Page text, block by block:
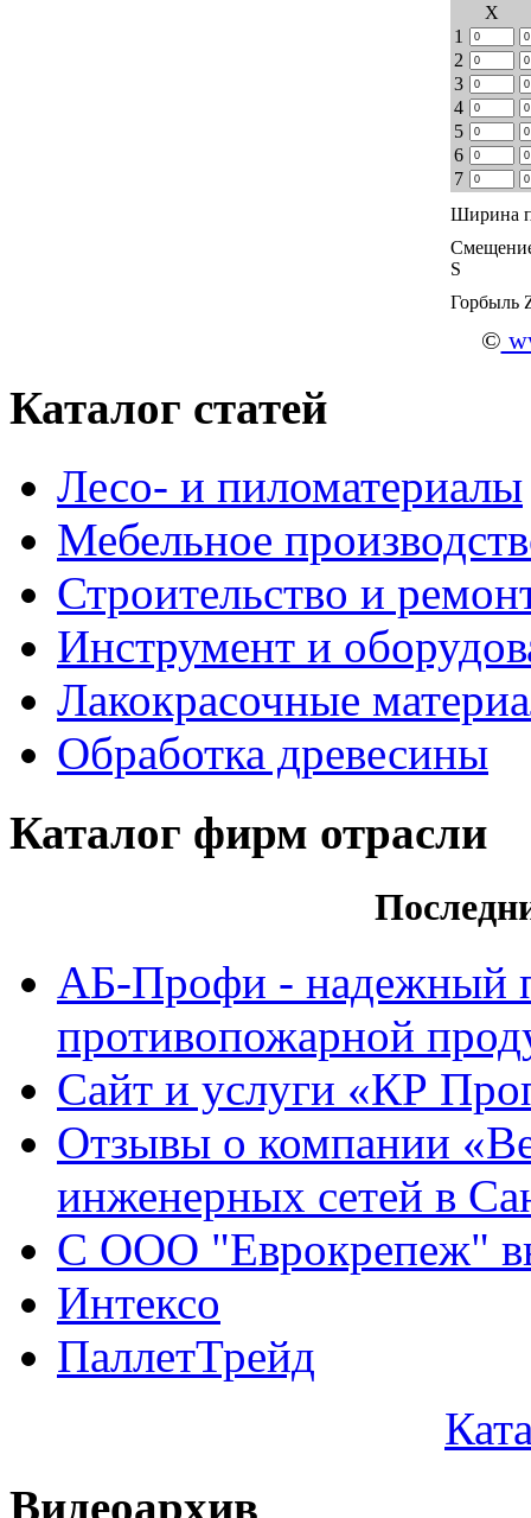
Х
1
2
3
4
5
6
7
Ширина
S
Горбыль
©
Каталог статей
Лесо- и пиломатериалы
Мебельное
Строительство и
Инструмент и
Лакокрасочные
Обработка древесины
Каталог фирм отрасли
АБ-Профи - надежный
противопожарной
Сайт и услуги «КР
Отзывы о компании
инженерных сетей в
С ООО "Еврокрепеж"
Интексо
ПаллетТрейд
Видеоархив